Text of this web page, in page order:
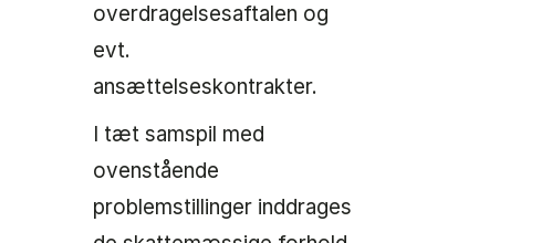
overdragelsesaftalen og
evt.
ansættelseskontrakter.
I tæt samspil med
ovenstående
problemstillinger inddrages